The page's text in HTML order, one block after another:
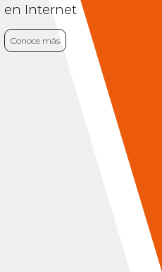
en Internet
Conoce más